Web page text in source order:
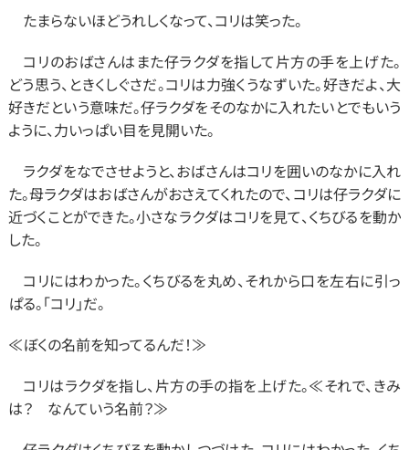
たまらないほどうれしくなって、コリは笑った。
コリのおばさんはまた仔ラクダを指して片方の手を上げた。
どう思う、ときくしぐさだ。コリは力強くうなずいた。好きだよ、大
好きだという意味だ。仔ラクダをそのなかに入れたいとでもいう
ように、力いっぱい目を見開いた。
ラクダをなでさせようと、おばさんはコリを囲いのなかに入れ
た。母ラクダはおばさんがおさえてくれたので、コリは仔ラクダに
近づくことができた。小さなラクダはコリを見て、くちびるを動か
した。
コリにはわかった。くちびるを丸め、それから口を左右に引っ
ぱる。「コリ」だ。
≪ぼくの名前を知ってるんだ！≫
コリはラクダを指し、片方の手の指を上げた。≪それで、きみ
は？　なんていう名前？≫